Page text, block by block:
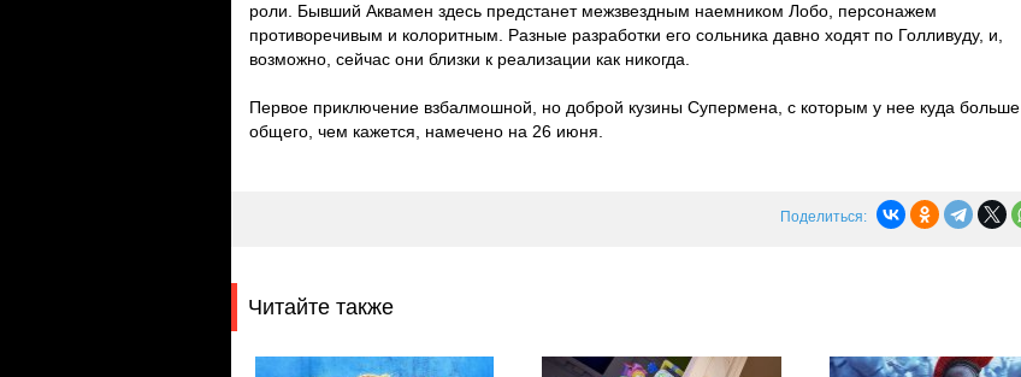
роли. Бывший Аквамен здесь предстанет межзвездным наемником Лобо, персонажем
противоречивым и колоритным. Разные разработки его сольника давно ходят по Голливуду, и,
возможно, сейчас они близки к реализации как никогда.
Первое приключение взбалмошной, но доброй кузины Супермена, с которым у нее куда больше
общего, чем кажется, намечено на 26 июня.
Поделиться:
Читайте также